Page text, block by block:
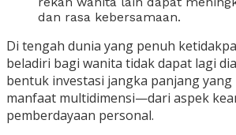
dan rasa kebersamaan.
Di tengah dunia yang penuh
beladiri bagi wanita tidak dapat lagi
bentuk investasi jangka panjang
manfaat multidimensi—dari aspek
pemberdayaan personal.